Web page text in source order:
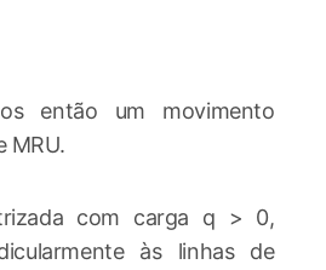
então um movimento
MRU.
com carga q > 0,
às linhas de